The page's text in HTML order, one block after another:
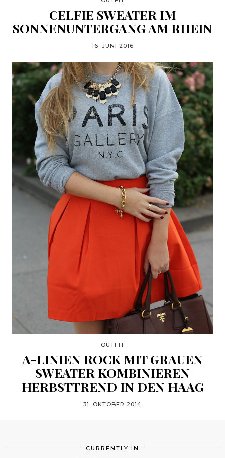
CELFIE SWEATER IM
SONNENUNTERGANG AM RHEIN
16. JUNI 2016
OUTFIT
A-LINIEN ROCK MIT GRAUEN
SWEATER KOMBINIEREN
HERBSTTREND IN DEN HAAG
31. OKTOBER 2014
CURRENTLY IN